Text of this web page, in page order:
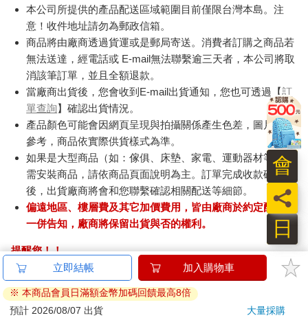
本公司所提供的產品配送區域範圍目前僅限台灣本島。注
意！收件地址請勿為郵政信箱。
商品將由廠商透過貨運或是郵局寄送。消費者訂購之商品若
無法送達，經電話或 E-mail無法聯繫逾三天者，本公司將取
消該筆訂單，並且全額退款。
當廠商出貨後，您會收到E-mail出貨通知，您也可透過【訂
單查詢】確認出貨情況。
產品顏色可能會因網頁呈現與拍攝關係產生色差，圖片僅供
參考，商品依實際供貨樣式為準。
如果是大型商品（如：傢俱、床墊、家電、運動器材等）及
需安裝商品，請依商品頁面說明為主。訂單完成收款確認
後，出貨廠商將會和您聯繫確認相關配送等細節。
偏遠地區、樓層費及其它加價費用，皆由廠商於約定配送時
一併告知，廠商將保留出貨與否的權利。
提醒您！！
金石堂及銀行均不會請您操作ATM! 如接獲電話要求您前往
ATM提款機，請不要聽從指示，以免受騙上當！
退換貨須知：
立即結帳 加入購物車
※ 本商品會員日滿額金幣加碼回饋最高8倍
預計 2026/08/07 出貨
大量採購
日
員
會